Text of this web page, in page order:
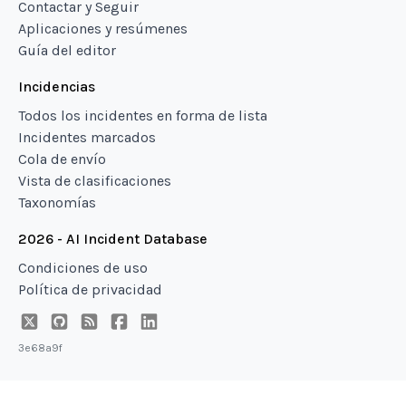
Contactar y Seguir
Aplicaciones y resúmenes
Guía del editor
Incidencias
Todos los incidentes en forma de lista
Incidentes marcados
Cola de envío
Vista de clasificaciones
Taxonomías
2026 - AI Incident Database
Condiciones de uso
Política de privacidad
3e68a9f